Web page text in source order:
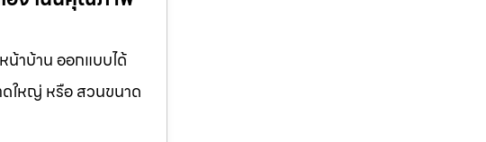
าบ้าน ออกแบบได้
ดใหญ่ หรือ สวนขนาด